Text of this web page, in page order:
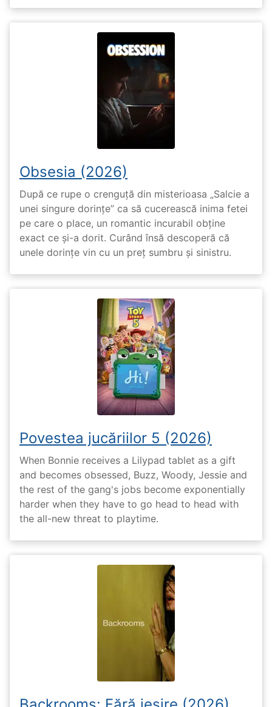
Obsesia (2026)
După ce rupe o crenguță din misterioasa „Salcie a
unei singure dorințe” ca să cucerească inima fetei
pe care o place, un romantic incurabil obține
exact ce și-a dorit. Curând însă descoperă că
unele dorințe vin cu un preț sumbru și sinistru.
Povestea jucăriilor 5 (2026)
When Bonnie receives a Lilypad tablet as a gift
and becomes obsessed, Buzz, Woody, Jessie and
the rest of the gang's jobs become exponentially
harder when they have to go head to head with
the all-new threat to playtime.